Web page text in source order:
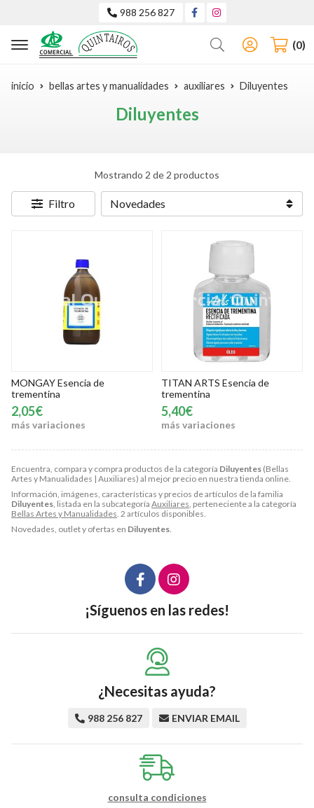
988 256 827
Buscar 0
inicio bellas artes y manualidades auxiliares Diluyentes
Diluyentes
Encuentra, compara y compra productos de la categoría Diluyentes (Bellas
Artes y Manualidades | Auxiliares) al mejor precio en nuestra tienda online.
Información, imágenes, características y precios de artículos de la familia
Diluyentes, listada en la subcategoría Auxiliares, perteneciente a la categoría
Bellas Artes y Manualidades. 2 artículos disponibles.
Novedades, outlet y ofertas en Diluyentes.
Mostrando 2 de 2 productos
Filtro
MONGAY Esencia de
trementina
2,05€
más variaciones
TITAN ARTS Esencia de
trementina
5,40€
más variaciones
¡Síguenos en las redes!
¿Necesitas ayuda?
988 256 827 ENVIAR EMAIL
consulta condiciones